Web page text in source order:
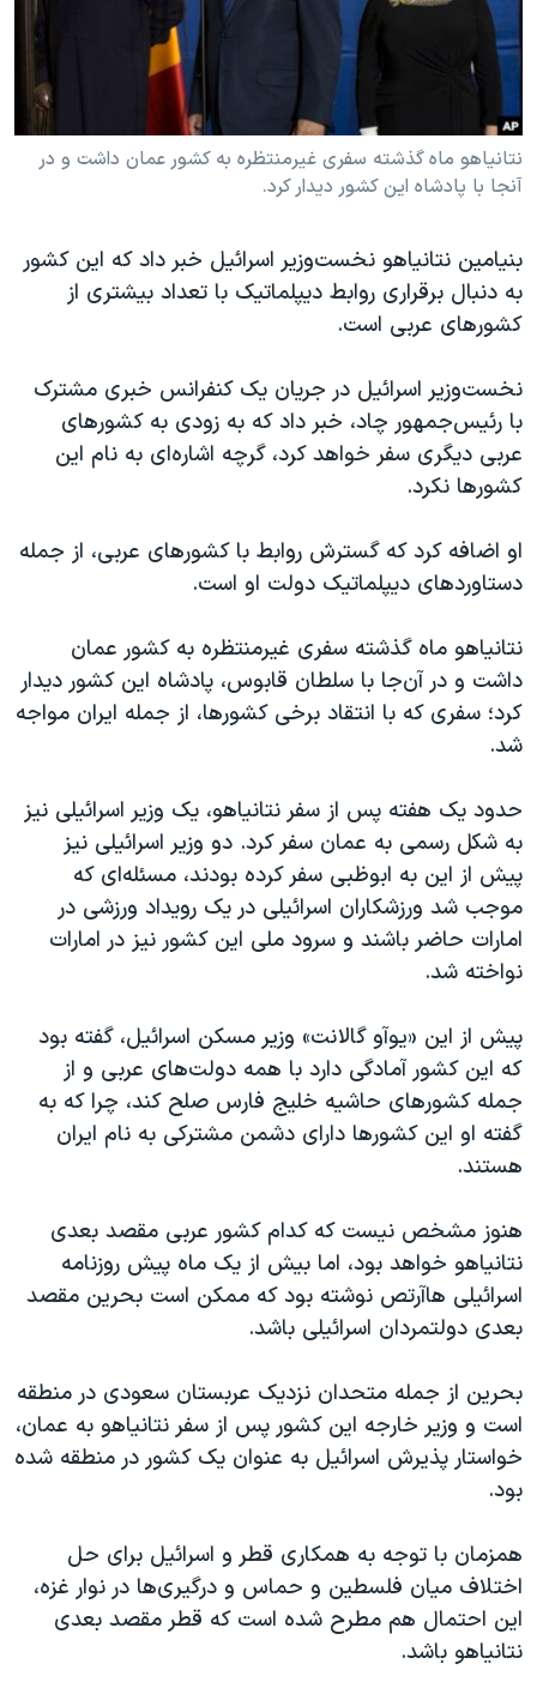
فرهنگ و زندگی
حقوق شهروندی
علم و فناوری
اسرائیل در جنگ
آرشیو پخش زنده
مستندها
انتخابات ریاست جمهوری آمریکا ۲۰۲۴
حمله جمهوری اسلامی به اسرائیل
رمز مهسا
ورزش زنان در ایران
مجموعه مستندهای دادخواهی
تریبونال مردمی آبان ۹۸
چهل سال گروگان‌گیری
قانون شفافیت دارائی کادر رهبری ایران
اعتراضات مردمی آبان ۹۸
اسرائیل در جنگ
نرگس محمدی برنده جایزه نوبل صلح
صفحه‌های ویژه
سفر پرزیدنت ترامپ به چین
دنبال کنید
زبانهای مختلف
نتانیاهو ماه گذشته سفری غیرمنتظره به کشور عمان داشت و در
آنجا با پادشاه این کشور دیدار کرد.
بنیامین نتانیاهو نخست‌وزیر اسرائیل خبر داد که این کشور
به دنبال برقراری روابط دیپلماتیک با تعداد بیشتری از
کشورهای عربی است.
نخست‌وزیر اسرائیل در جریان یک کنفرانس خبری مشترک
با رئیس‌جمهور چاد، خبر داد که به زودی به کشورهای
عربی دیگری سفر خواهد کرد، گرچه اشاره‌ای به نام این
کشورها نکرد.
او اضافه کرد که گسترش روابط با کشورهای عربی، از جمله
دستاوردهای دیپلماتیک دولت او است.
نتانیاهو ماه گذشته سفری غیرمنتظره به کشور عمان
داشت و در آن‌جا با سلطان قابوس، پادشاه این کشور دیدار
کرد؛ سفری که با انتقاد برخی کشورها، از جمله ایران مواجه
شد.
حدود یک هفته پس از سفر نتانیاهو، یک وزیر اسرائیلی نیز
به شکل رسمی به عمان سفر کرد. دو وزیر اسرائیلی نیز
پیش از این به ابوظبی سفر کرده بودند، مسئله‌ای که
موجب شد ورزشکاران اسرائیلی در یک رویداد ورزشی در
امارات حاضر باشند و سرود ملی این کشور نیز در امارات
نواخته شد.
پیش از این «یوآو گالانت» وزیر مسکن اسرائیل، گفته بود
که این کشور آمادگی دارد با همه دولت‌های عربی و از
جمله کشورهای حاشیه خلیج فارس صلح کند، چرا که به
گفته او این کشورها دارای دشمن مشترکی به نام ایران
هستند.
هنوز مشخص نیست که کدام کشور عربی مقصد بعدی
نتانیاهو خواهد بود، اما بیش از یک ماه پیش روزنامه
اسرائیلی هاآرتص نوشته بود که ممکن است بحرین مقصد
بعدی دولتمردان اسرائیلی باشد.
بحرین از جمله متحدان نزدیک عربستان سعودی در منطقه
است و وزیر خارجه این کشور پس از سفر نتانیاهو به عمان،
خواستار پذیرش اسرائیل به عنوان یک کشور در منطقه شده
بود.
همزمان با توجه به همکاری قطر و اسرائیل برای حل
اختلاف میان فلسطین و حماس و درگیری‌ها در نوار غزه،
این احتمال هم مطرح شده است که قطر مقصد بعدی
نتانیاهو باشد.